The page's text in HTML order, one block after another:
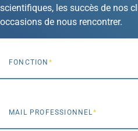
scientifiques, les succès de nos
occasions de nous rencontrer.
FONCTION
MAIL PROFESSIONNEL